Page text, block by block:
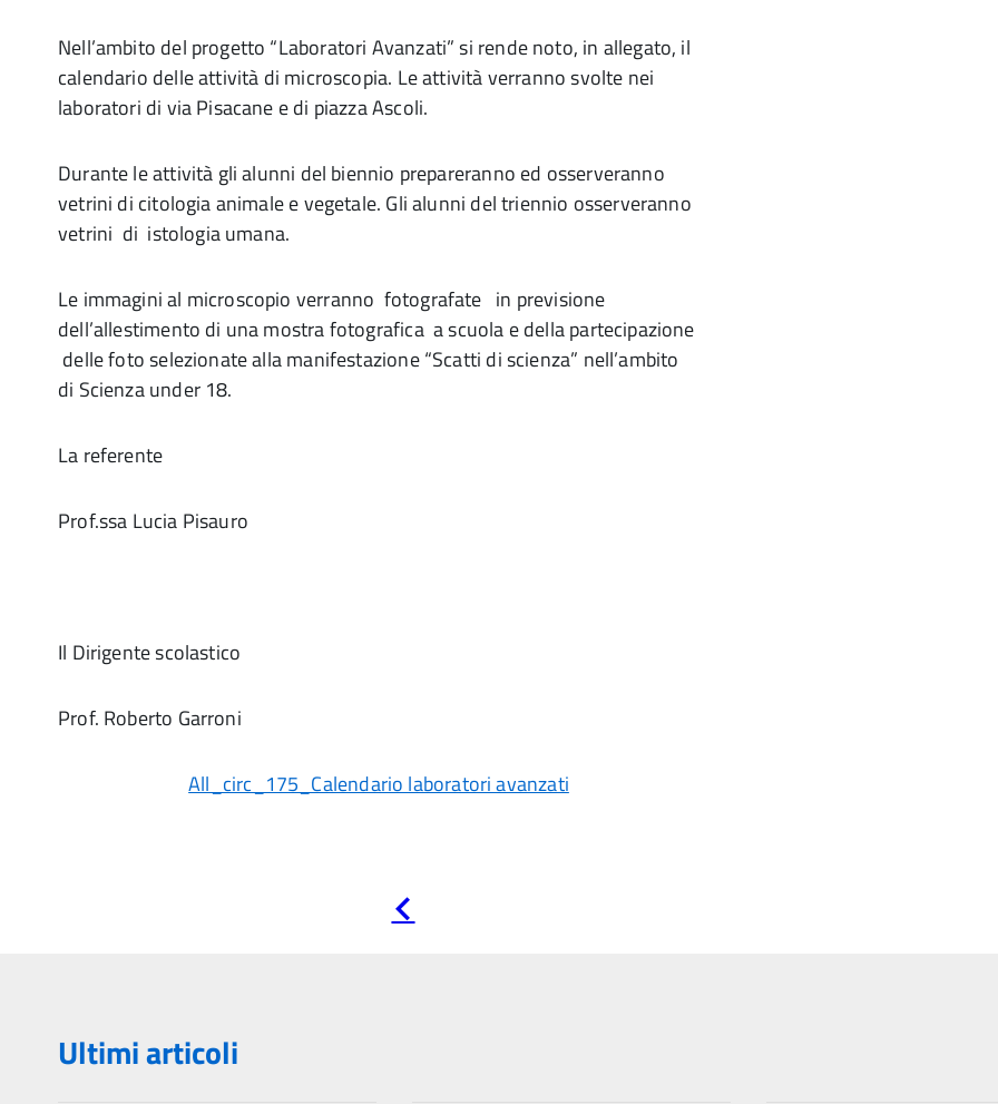
Nell’ambito del progetto “Laboratori Avanzati” si rende noto, in allegato, il
calendario delle attività di microscopia. Le attività verranno svolte nei
laboratori di via Pisacane e di piazza Ascoli.
Durante le attività gli alunni del biennio prepareranno ed osserveranno
vetrini di citologia animale e vegetale. Gli alunni del triennio osserveranno
vetrini di istologia umana.
Le immagini al microscopio verranno fotografate in previsione
dell’allestimento di una mostra fotografica a scuola e della partecipazione
delle foto selezionate alla manifestazione “Scatti di scienza” nell’ambito
di Scienza under 18.
La referente
Prof.ssa Lucia Pisauro
Il Dirigente scolastico
Prof. Roberto Garroni
All_circ_175_Calendario laboratori avanzati
precedente
Ultimi articoli